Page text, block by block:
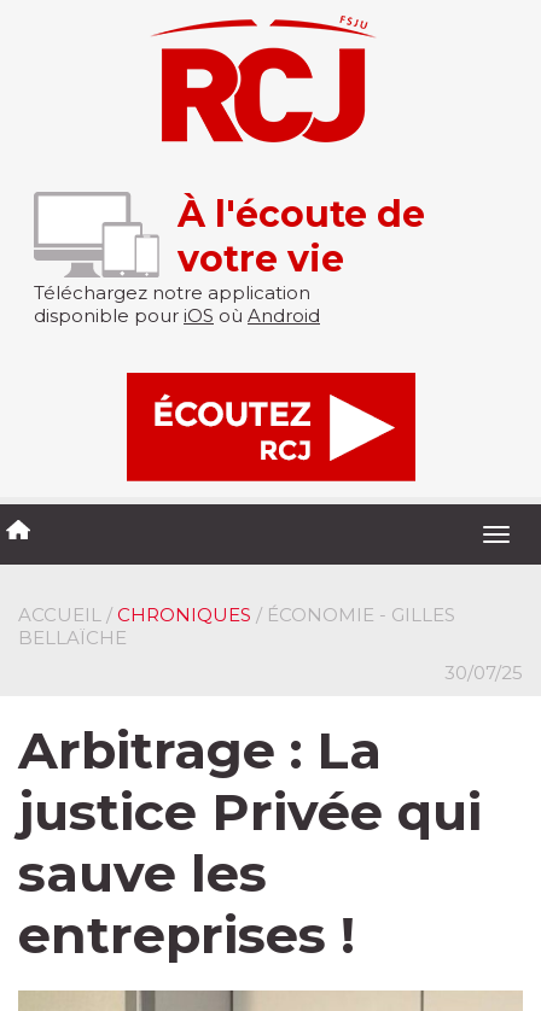
À l'écoute de
votre vie
Téléchargez notre application
disponible pour iOS où Android
ACCUEIL / CHRONIQUES / ÉCONOMIE - GILLES
BELLAÏCHE
30/07/25
Arbitrage : La
justice Privée qui
sauve les
entreprises !